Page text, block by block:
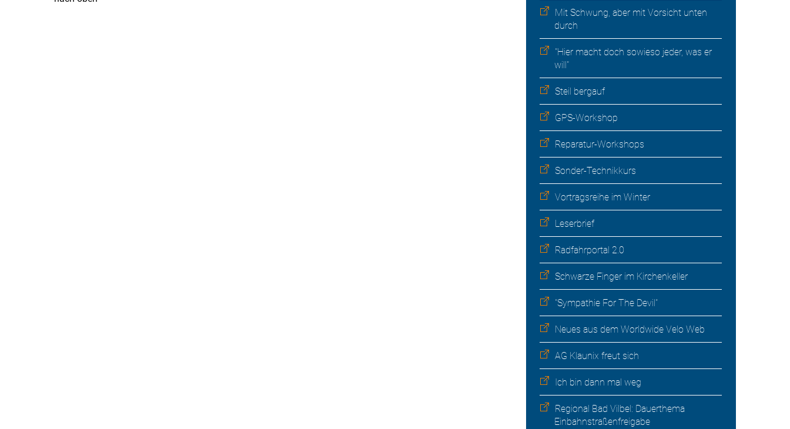
Mit Schwung, aber mit Vorsicht unten
durch
"Hier macht doch sowieso jeder, was er
will"
Steil bergauf
GPS-Workshop
Reparatur-Workshops
Sonder-Technikkurs
Vortragsreihe im Winter
Leserbrief
Radfahrportal 2.0
Schwarze Finger im Kirchenkeller
"Sympathie For The Devil"
Neues aus dem Worldwide Velo Web
AG Klaunix freut sich
Ich bin dann mal weg
Regional Bad Vilbel: Dauerthema
Einbahnstraßenfreigabe